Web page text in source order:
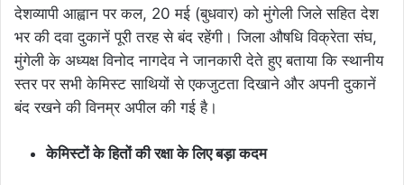
देशव्यापी आह्वान पर कल, 20 मई (बुधवार) को मुंगेली जिले सहित देश
भर की दवा दुकानें पूरी तरह से बंद रहेंगी। जिला औषधि विक्रेता संघ,
मुंगेली के अध्यक्ष विनोद नागदेव ने जानकारी देते हुए बताया कि स्थानीय
स्तर पर सभी केमिस्ट साथियों से एकजुटता दिखाने और अपनी दुकानें
बंद रखने की विनम्र अपील की गई है।
केमिस्टों के हितों की रक्षा के लिए बड़ा कदम